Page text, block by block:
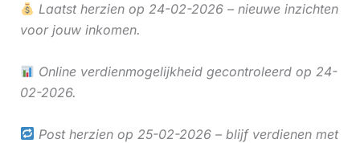
Laatst herzien op 24-02-2026 – nieuwe inzichten
voor jouw inkomen.
Online verdienmogelijkheid gecontroleerd op 24-
02-2026.
Post herzien op 25-02-2026 – blijf verdienen met